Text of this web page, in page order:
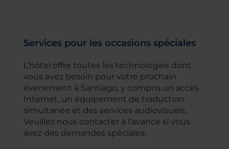
Services pour les occasions spéciales
L’hôtel offre toutes les technologies dont
vous avez besoin pour votre prochain
évènement à Santiago, y compris un accès
Internet, un équipement de traduction
simultanée et des services audiovisuels.
Veuillez nous contacter à l’avance si vous
avez des demandes spéciales.